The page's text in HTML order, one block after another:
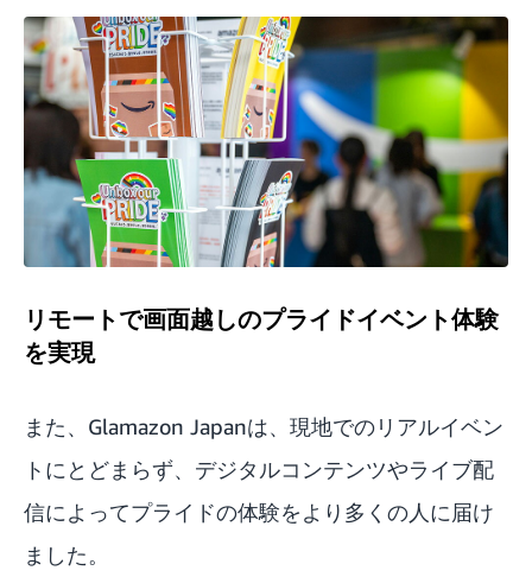
リモートで画面越しのプライドイベント体験
を実現
また、Glamazon Japanは、現地でのリアルイベン
トにとどまらず、デジタルコンテンツやライブ配
信によってプライドの体験をより多くの人に届け
ました。